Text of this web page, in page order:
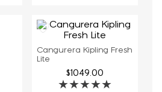
Cangurera Kipling Fresh
Lite
$1049.00
★★★★★